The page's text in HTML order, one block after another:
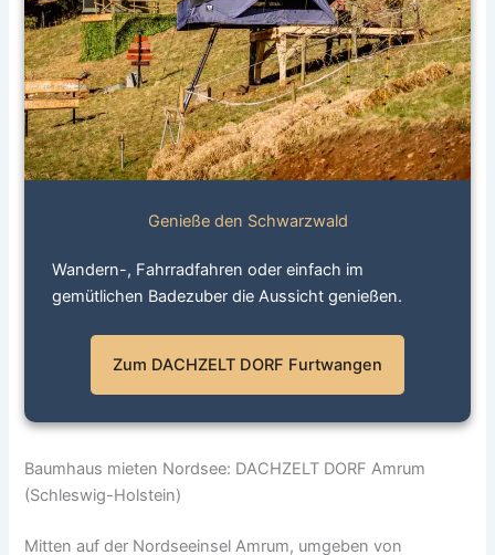
Genieße den Schwarzwald
Wandern-, Fahrradfahren oder einfach im
gemütlichen Badezuber die Aussicht genießen.
Zum DACHZELT DORF Furtwangen
Baumhaus mieten Nordsee: DACHZELT DORF Amrum
(Schleswig-Holstein)
Mitten auf der Nordseeinsel Amrum, umgeben von